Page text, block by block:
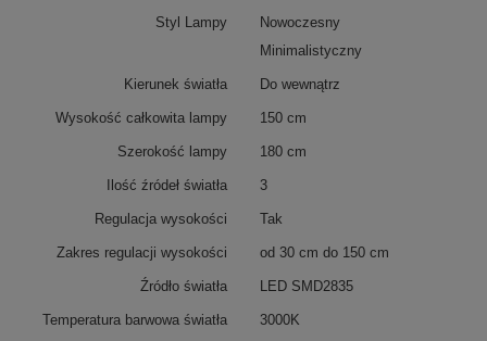
Lampa LED Orbit S No.3 w kolorzebiałym matowym
100/80/60 cm, ciepłe światło
aluminiowa oprawa. Ściemniana tradycyjnie
(kompatybilna ze ściemniaczem ściennym, brak w
rozmieszczenie ringów, stabilne zawieszenie dzięki
trzem przewodom z podsufitki i linkom mocowanym do
sufitu. Idealna do przestronnych salonów, jadalni,
reprezentacyjnych biur oraz eleganckich wnętrz
Styl Lampy
Nowoczesny
Minimalistyczny
Kierunek światła Do wewnątrz
Wysokość całkowita lampy 150 cm
Szerokość lampy 180 cm
Ilość źródeł światła 3
Regulacja wysokości Tak
Zakres regulacji wysokości od 30 cm do 150 cm
Źródło światła LED SMD2835
Temperatura barwowa światła 3000K